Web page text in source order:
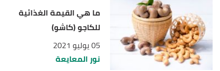
ما هي القيمة الغذائية
للكاجو (كاشو)
05 يوليو 2021
نور المعايعة